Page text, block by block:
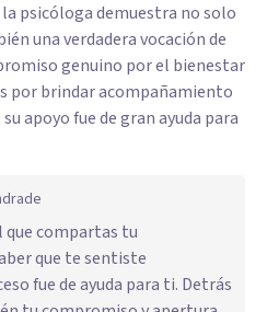
psicóloga demuestra no solo
una verdadera vocación de
genuino por el bienestar
por brindar acompañamiento
apoyo fue de gran ayuda para
que compartas tu
que te sentiste
fue de ayuda para ti. Detrás